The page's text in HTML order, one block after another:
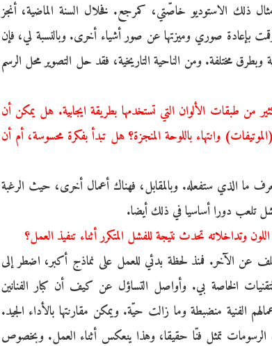
ذلك الاستوديو خاصّتي، كمرجع. فخلال السنة الماضية، أنجز
بإعادة صوري وميزتها عن صور أشياء أخرى. وبالنسبة لي، فإن
مختلفة. ومن الناحية التاريخية، فقد حل التصوير محل الرسم
من طبقات الألوان التي تستخدمها بطريقة ايجابية. هل يمكن أن
وانتهاء باللوحة المنجزة؟ هل تبدأ بفكرة محسوسة، أم أن
ما الذي ستفعله. وبالمقابل، فهناك أعمال أخرى، حيث الرغبة
تلعب دورا أساسيا في ذلك أيضا.
تحدث نتيجة للفشل المتكرر أثناء تنفيذ العمل؟
عن الآخر. فمنذ لحظة بدئي للعمل على نماذج أكبر، اضطر إلى
الخاصة بي. وأواصل التساؤل عن كيف أن كبار الفنانين
الفنية منضبطة وما زالت حيّة. ويمكن مقارنتها بالأداء الجيد.
تمثل فنّا حقيقا، وهذا ينعكس أثناء العمل. وبخصوص